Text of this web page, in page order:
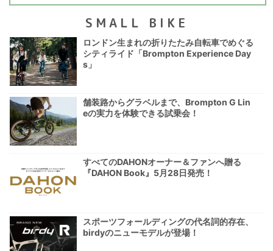
SMALL BIKE
ロンドン生まれの折りたたみ自転車でめぐる
シティライド「Brompton Experience Day
s」
舗装路からグラベルまで、Brompton G Lin
eの実力を体験できる試乗会！
すべてのDAHONオーナー＆ファンへ贈る
『DAHON Book』5月28日発売！
スポーツフォールディングの代名詞的存在、
birdyのニューモデルが登場！